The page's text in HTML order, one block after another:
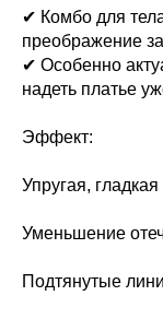
✔ Комбо для
преображение
✔ Особенно
надеть платье
Эффект:
Упругая,
Уменьшение
Подтянутые